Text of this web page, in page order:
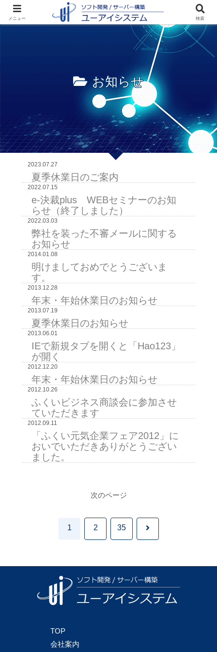
お知らせ
お知らせ
2023.07.27
夏季休業日のご案内
2022.07.15
e-決裁plus WEBセミナーのお知
らせ（終了しました）
2022.03.03
弊社を装った不審メールに関する
お知らせ
2014.01.08
明けましておめでとうございま
す。
2013.12.28
年末・年始休業日のお知らせ
2013.07.19
夏季休業日のお知らせ
2013.06.01
IEで新規タブを開くと「Hao123」
が開く
2012.12.20
年末・年始休業日のお知らせ
2012.10.26
ふくいビジネス商談会に参加させ
ていただきます
2012.09.11
「ふくい元気企業フェア2012」に
おいでいただきありがとうござい
ました。
次のページ
1 2 35 次
TOP
会社案内
メニュー 検索